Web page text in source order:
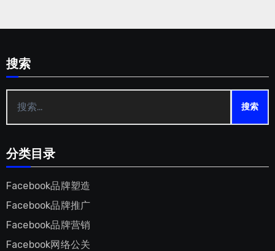
搜索
索：
分类目录
Facebook品牌塑造
Facebook品牌推广
Facebook品牌营销
Facebook网络公关